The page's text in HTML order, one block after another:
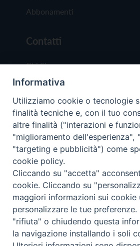
Abbonamenti
Contatti
Chi Siamo
Redazione
Scrivici
Copyright © 2019 - Tutti i
Trentina Editrice
Privacy Policy
Informativa
Utilizziamo cookie o tecnologie
finalità tecniche e, con il tuo
altre finalità ("interazioni e
"miglioramento dell'esperienza",
"targeting e pubblicità") come
cookie policy.
Cliccando su "accetta"
cookie. Cliccando su
maggiori informazioni sui cookie
personalizzare le tue
"rifiuta" o chiudendo questa
la navigazione installando i soli